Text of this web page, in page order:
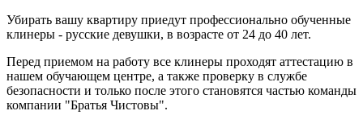
Убирать вашу квартиру приедут профессионально обученные
клинеры - русские девушки, в возрасте от 24 до 40 лет.
Перед приемом на работу все клинеры проходят аттестацию в
нашем обучающем центре, а также проверку в службе
безопасности и только после этого становятся частью команды
компании "Братья Чистовы".